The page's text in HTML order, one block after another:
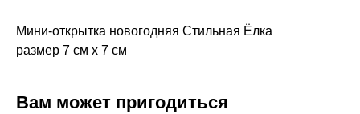
Мини-открытка новогодняя Стильная Ёлка
размер 7 см х 7 см
Вам может пригодиться